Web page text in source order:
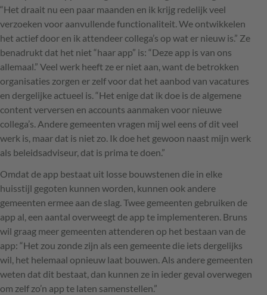
“Het draait nu een paar maanden en ik krijg redelijk veel
verzoeken voor aanvullende functionaliteit. We ontwikkelen
het actief door en ik attendeer collega’s op wat er nieuw is.” Ze
benadrukt dat het niet “haar app” is: “Deze app is van ons
allemaal.” Veel werk heeft ze er niet aan, want de betrokken
organisaties zorgen er zelf voor dat het aanbod van vacatures
en dergelijke actueel is. “Het enige dat ik doe is de algemene
content verversen en accounts aanmaken voor nieuwe
collega’s. Andere gemeenten vragen mij wel eens of dit veel
werk is, maar dat is niet zo. Ik doe het gewoon naast mijn werk
als beleidsadviseur, dat is prima te doen.”
Omdat de app bestaat uit losse bouwstenen die in elke
huisstijl gegoten kunnen worden, kunnen ook andere
gemeenten ermee aan de slag. Twee gemeenten gebruiken de
app al, een aantal overweegt de app te implementeren. Bruns
wil graag meer gemeenten attenderen op het bestaan van de
app: “Het zou zonde zijn als een gemeente die iets dergelijks
wil, het helemaal opnieuw laat bouwen. Als andere gemeenten
weten dat dit bestaat, dan kunnen ze in ieder geval overwegen
om zelf zo’n app te laten samenstellen.”